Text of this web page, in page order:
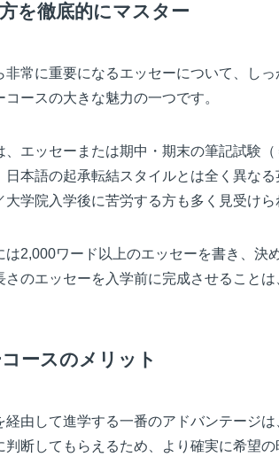
を徹底的にマスター
常に重要になるエッセーについて、し
ースの大きな魅力の一つです。
エッセーまたは期中・期末の筆記試験
本語の起承転結スタイルとは全く異な
学院入学後に苦労する方も多く見受けら
は2,000ワード以上のエッセーを書き、決
のエッセーを入学前に完成させることは
ースのメリット
由して進学する一番のアドバンテージ
断してもらえるため、より確実に希望